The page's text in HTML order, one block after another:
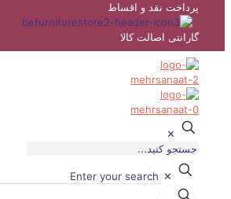
پرداخت نقد و اقساط
گارانتی اصالت کالا
✕
✕